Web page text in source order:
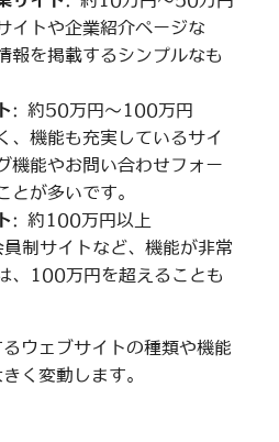
イトや企業紹介ページな
報を掲載するシンプルなも
: 約50万円～100万円
、機能も充実しているサイ
機能やお問い合わせフォー
とが多いです。
: 約100万円以上
制サイトなど、機能が非常
、100万円を超えることも
ウェブサイトの種類や機能
く変動します。